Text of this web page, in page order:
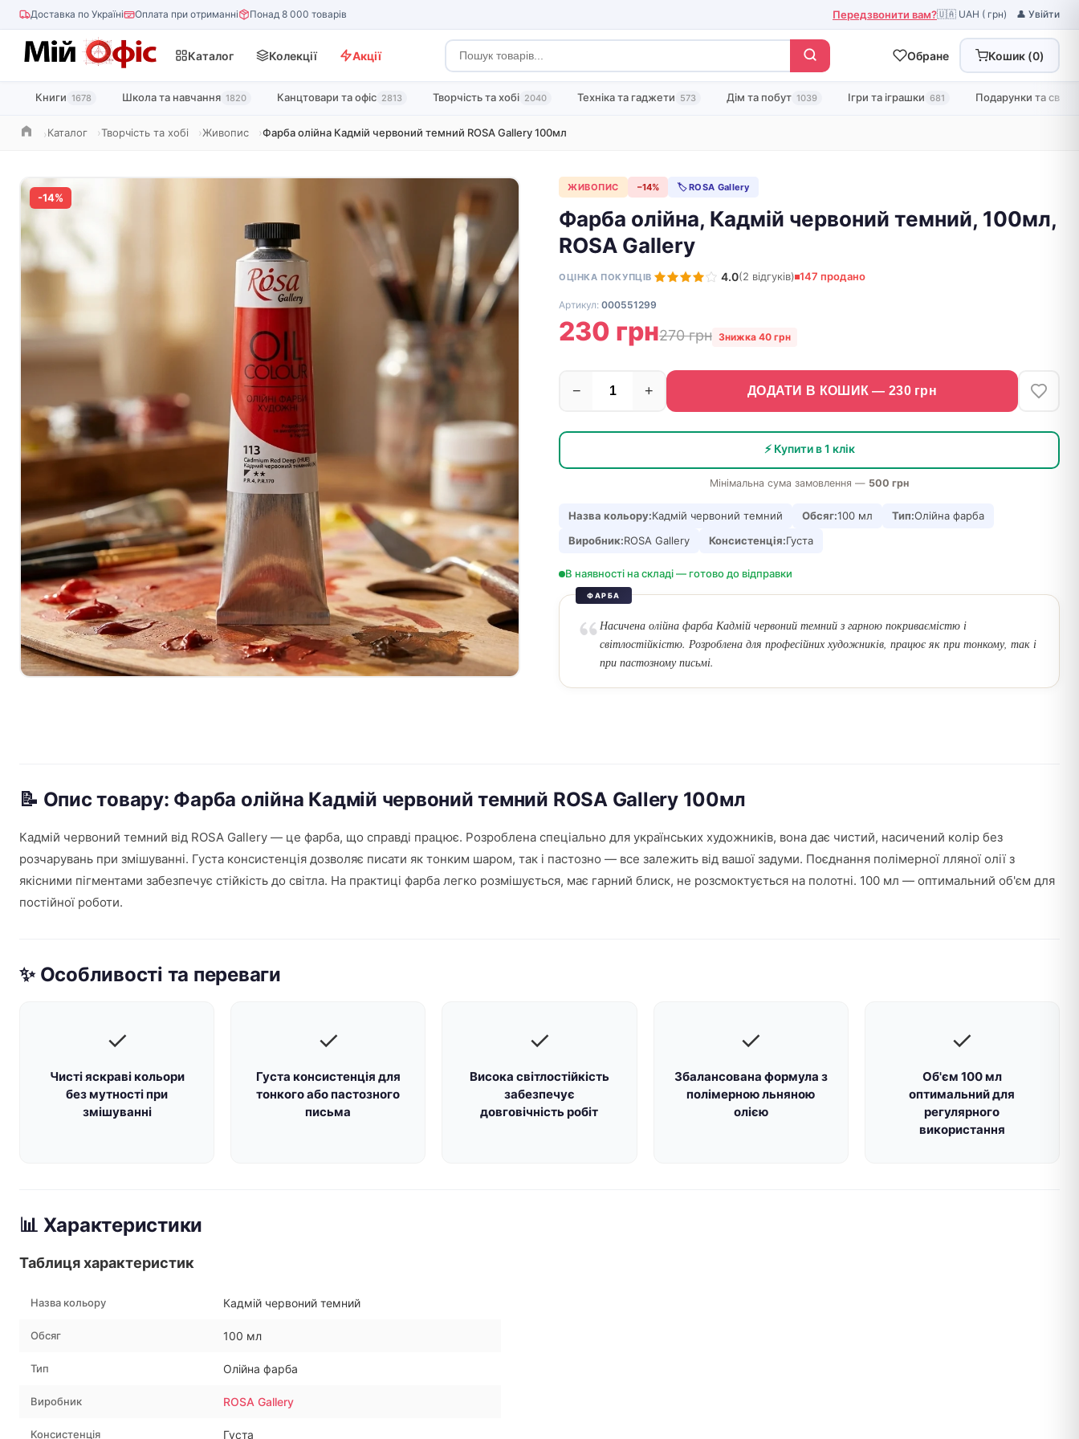
Доставка по Україні Оплата при отриманні Понад 8 000 товарів Передзвонити вам?🇺🇦 UAH ( грн) 👤 Увійти
Каталог Колекції Акції Обране Кошик (0)
Книги 1678 Школа та навчання 1820 Канцтовари та офіс 2813 Творчість та хобі 2040 Техніка та гаджети 573 Дім та побут 1039 Ігри та іграшки 681 Подарунки та свята
ГоловнаКаталог Творчість та хобі Живопис Фарба олійна Кадмій червоний темний ROSA Gallery 100мл
-14%
ЖИВОПИС −14% 🏷 ROSA Gallery
Фарба олійна, Кадмій червоний темний, 100мл,
ROSA Gallery
ОЦІНКА ПОКУПЦІВ 4.0(2 відгуків) 147 продано
Артикул: 000551299
230 грн270 грн Знижка 40 грн
− + ДОДАТИ В КОШИК — 230грн
⚡ Купити в 1 клік
Мінімальна сума замовлення — 500 грн
Назва кольору:Кадмій червоний темний Обсяг:100 мл Тип:Олійна фарба
Виробник:ROSA Gallery Консистенція:Густа
В наявності на складі — готово до відправки
ФАРБА
Насичена олійна фарба Кадмій червоний темний з гарною покриваємістю і
світлостійкістю. Розроблена для професійних художників, працює як при тонкому, так і
при пастозному письмі.
📝 Опис товару: Фарба олійна Кадмій червоний темний ROSA Gallery 100мл
Кадмій червоний темний від ROSA Gallery — це фарба, що справді працює. Розроблена спеціально для українських художників, вона дає чистий, насичений колір без
розчарувань при змішуванні. Густа консистенція дозволяє писати як тонким шаром, так і пастозно — все залежить від вашої задуми. Поєднання полімерної лляної олії з
якісними пігментами забезпечує стійкість до світла. На практиці фарба легко розмішується, має гарний блиск, не розсмоктується на полотні. 100 мл — оптимальний об'єм для
постійної роботи.
✨ Особливості та переваги
✓
Чисті яскраві кольори
без мутності при
змішуванні
✓
Густа консистенція для
тонкого або пастозного
письма
✓
Висока світлостійкість
забезпечує
довговічність робіт
✓
Збалансована формула з
полімерною льняною
олією
✓
Об'єм 100 мл
оптимальний для
регулярного
використання
📊 Характеристики
Таблиця характеристик
Назва кольору Кадмій червоний темний
Обсяг 100 мл
Тип Олійна фарба
Виробник ROSA Gallery
Консистенція Густа